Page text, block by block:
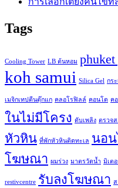
Tags
Cooling Tower LB ต้นหอม phuket
koh samui Silica Gel กระ
เมจิกเทปตีนตุ๊กแก คลอโรฟิลล์ คอนโด ค
ในไม่มีโครง ดับเพลิง ตรวจ
หัวหิน ที่พักหัวหินติดทะเล นอ
โฆษณา ผมร่วง มาตรวัดน้ำ มิเต
restivcentre รับลงโฆษณา ส